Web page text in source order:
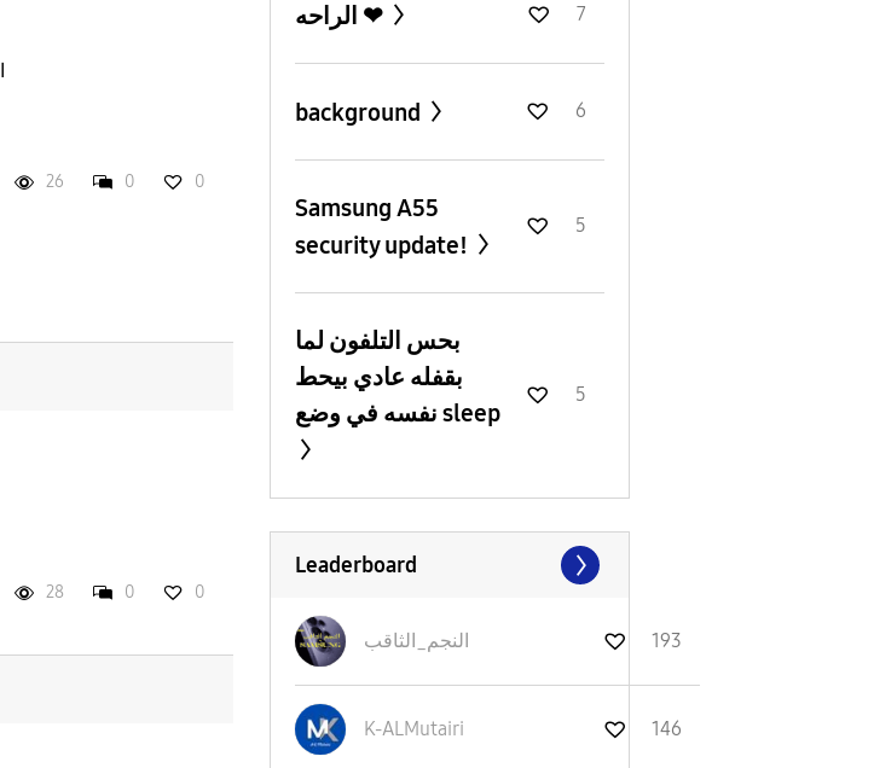
26 0 0
28 0 0
الراحه ❤ 7
background 6
Samsung A55
security update!
5
بحس التلفون لما
بقفله عادي بيحط
نفسه في وضع sleep
5
Leaderboard
النجم_الثاقب 193
K-ALMutairi 146